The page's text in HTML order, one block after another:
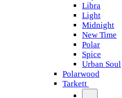
Libra
Light
Midnight
New Time
Polar
Spice
Urban Soul
Polarwood
Tarkett